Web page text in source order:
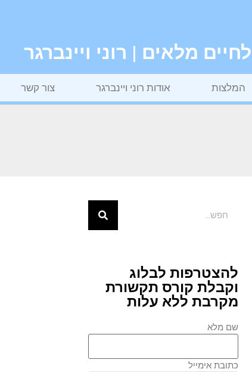
מלאים | רוני ויינברגר
המלצות אודות רוני ויינברגר צור קשר
להצטרפות לבלוג
וקבלת קורס תקשורת
מקרבת ללא עלות
שם מלא
כתובת אימייל